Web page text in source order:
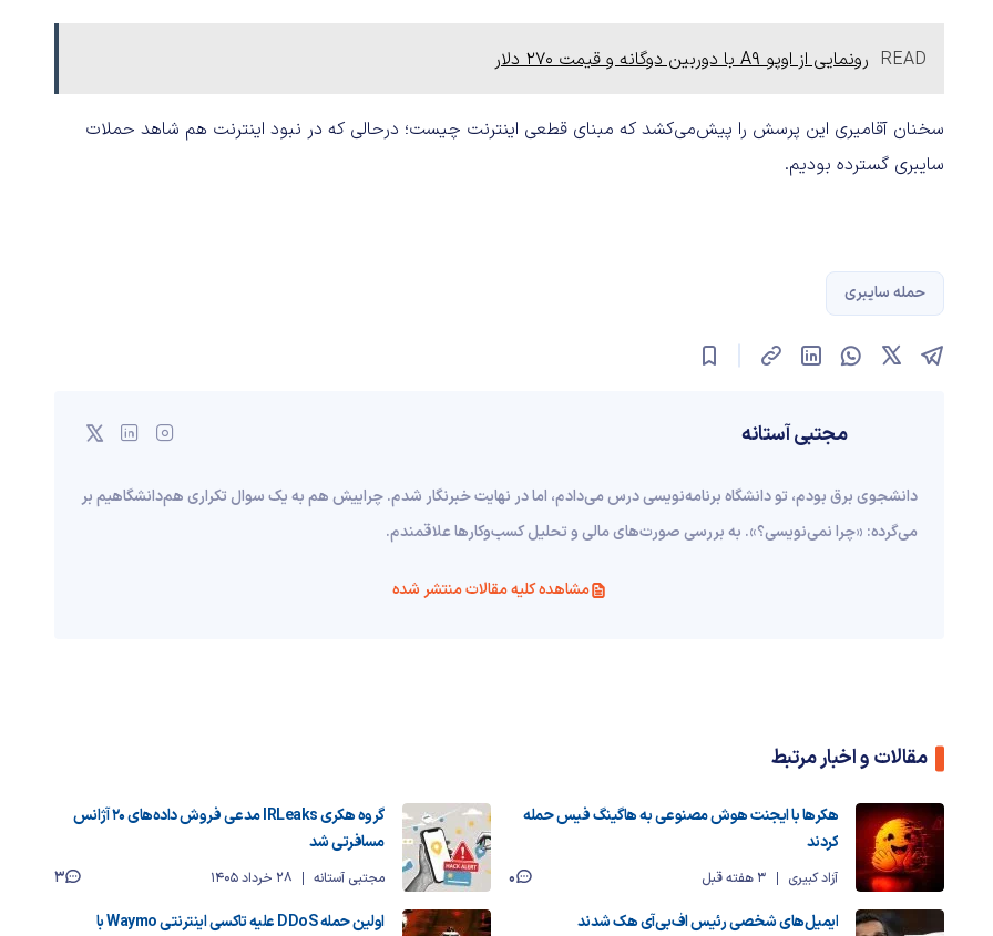
READ رونمایی از اوپو A9 با دوربین دوگانه و قیمت 270 دلار
سخنان آقامیری این پرسش را پیش‌می‌کشد که مبنای قطعی اینترنت چیست؛ درحالی که در نبود اینترنت هم شاهد حملات
سایبری گسترده بودیم.
حمله سایبری
مجتبی آستانه
دانشجوی برق بودم، تو دانشگاه برنامه‌نویسی درس می‌دادم، اما در نهایت خبرنگار شدم. چراییش هم به یک سوال تکراری هم‌دانشگاهیم بر
می‌گرده: «چرا نمی‌نویسی؟». به بررسی صورت‌های مالی و تحلیل کسب‌وکارها علاقمندم.
مشاهده کلیه مقالات منتشر شده
مقالات و اخبار مرتبط
هکرها با ایجنت هوش مصنوعی به هاگینگ فیس حمله
کردند
آزاد کبیری 3 هفته قبل 0
گروه هکری IRLeaks مدعی فروش داده‌های ۲۰ آژانس
مسافرتی شد
مجتبی آستانه 28 خرداد 1405
3
ایمیل‌های شخصی رئیس اف‌بی‌آی هک شدند
اولین حمله DDoS علیه تاکسی اینترنتی Waymo با